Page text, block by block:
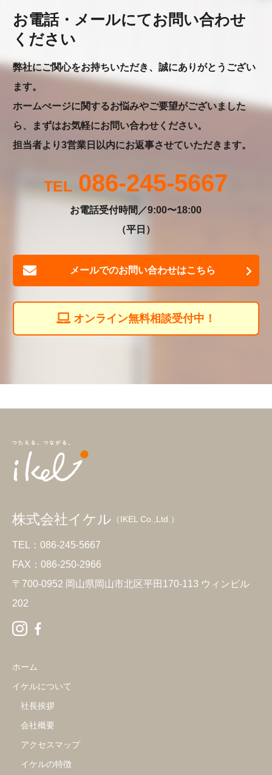
お電話・メールにてお問い合わせ
ください
弊社にご関心をお持ちいただき、誠にありがとうござい
ます。
ホームぺージに関するお悩みやご要望がございました
ら、まずはお気軽にお問い合わせください。
担当者より3営業日以内にお返事させていただきます。
086-245-5667
お電話受付時間／9:00〜18:00
（平日）
メールでのお問い合わせはこちら
オンライン無料相談受付中！
株式会社イケル （IKEL Co.,Ltd.）
TEL：086-245-5667
FAX：086-250-2966
〒700-0952 岡山県岡山市北区平田170-113 ウィンビル
202
ホーム
イケルについて
社長挨拶
会社概要
アクセスマップ
イケルの特徴